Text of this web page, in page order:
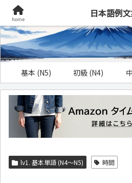
基本 (N5) 初級 (N4)
lv1. 基本単語 (N4～N5) 時間
home
日本語例